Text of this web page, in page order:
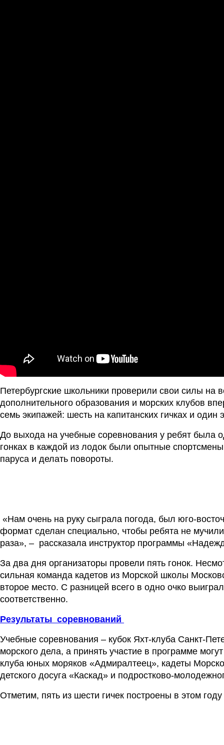
Петербургские школьники проверили свои силы на
дополнительного образования и морских клубов
семь экипажей: шесть на капитанских гичках и один
До выхода на учебные соревнования у ребят была
гонках в каждой из лодок были опытные
паруса и делать повороты.
«Нам очень на руку сыграла погода, был юго-
формат сделан специально, чтобы ребята не
раза», –  рассказала инструктор программы
За два дня организаторы провели пять гонок.
сильная команда кадетов из Морской школы
второе место. С разницей всего в одно очко
соответственно.
Результаты  соревнований
Учебные соревнования – кубок Яхт-клуба Санкт-
морского дела, а принять участие в программе
клуба юных моряков «Адмиралтеец», кадеты
детского досуга «Каскад» и подростково-
Отметим, пять из шести гичек построены в этом